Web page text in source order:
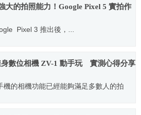
大的拍照能力！Google Pixel 5 實拍作
Pixel 3 推出後，...
身數位相機 ZV-1 動手玩 實測心得分享
機的相機功能已經能夠滿足多數人的拍